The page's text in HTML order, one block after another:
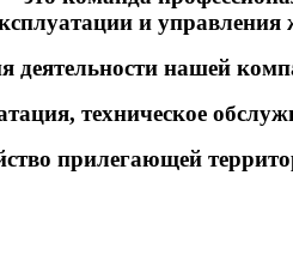
и
деятельности нашей
техническое
прилегающей